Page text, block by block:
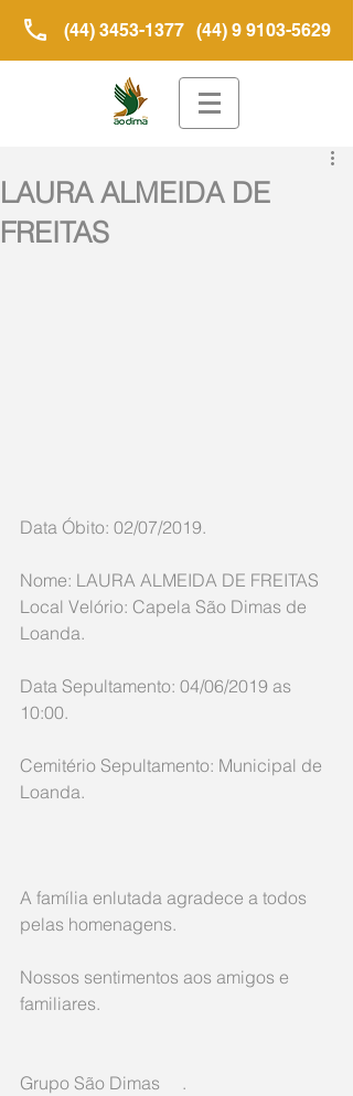
(44) 3453-1377 (44) 9 9103-5629
LAURA ALMEIDA DE
FREITAS
Data Óbito: 02/07/2019.
Nome: LAURA ALMEIDA DE FREITAS
Local Velório: Capela São Dimas de
Loanda.
Data Sepultamento: 04/06/2019 as
10:00.
Cemitério Sepultamento: Municipal de
Loanda.
A família enlutada agradece a todos
pelas homenagens.
Nossos sentimentos aos amigos e
familiares.
Grupo São Dimas     .